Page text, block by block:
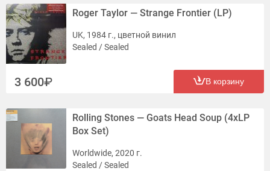
Roger Taylor — Strange Frontier (LP)
UK, 1984 г., цветной винил
Sealed / Sealed
3 600 В корзину
Rolling Stones — Goats Head Soup (4xLP
Box Set)
Worldwide, 2020 г.
Sealed / Sealed